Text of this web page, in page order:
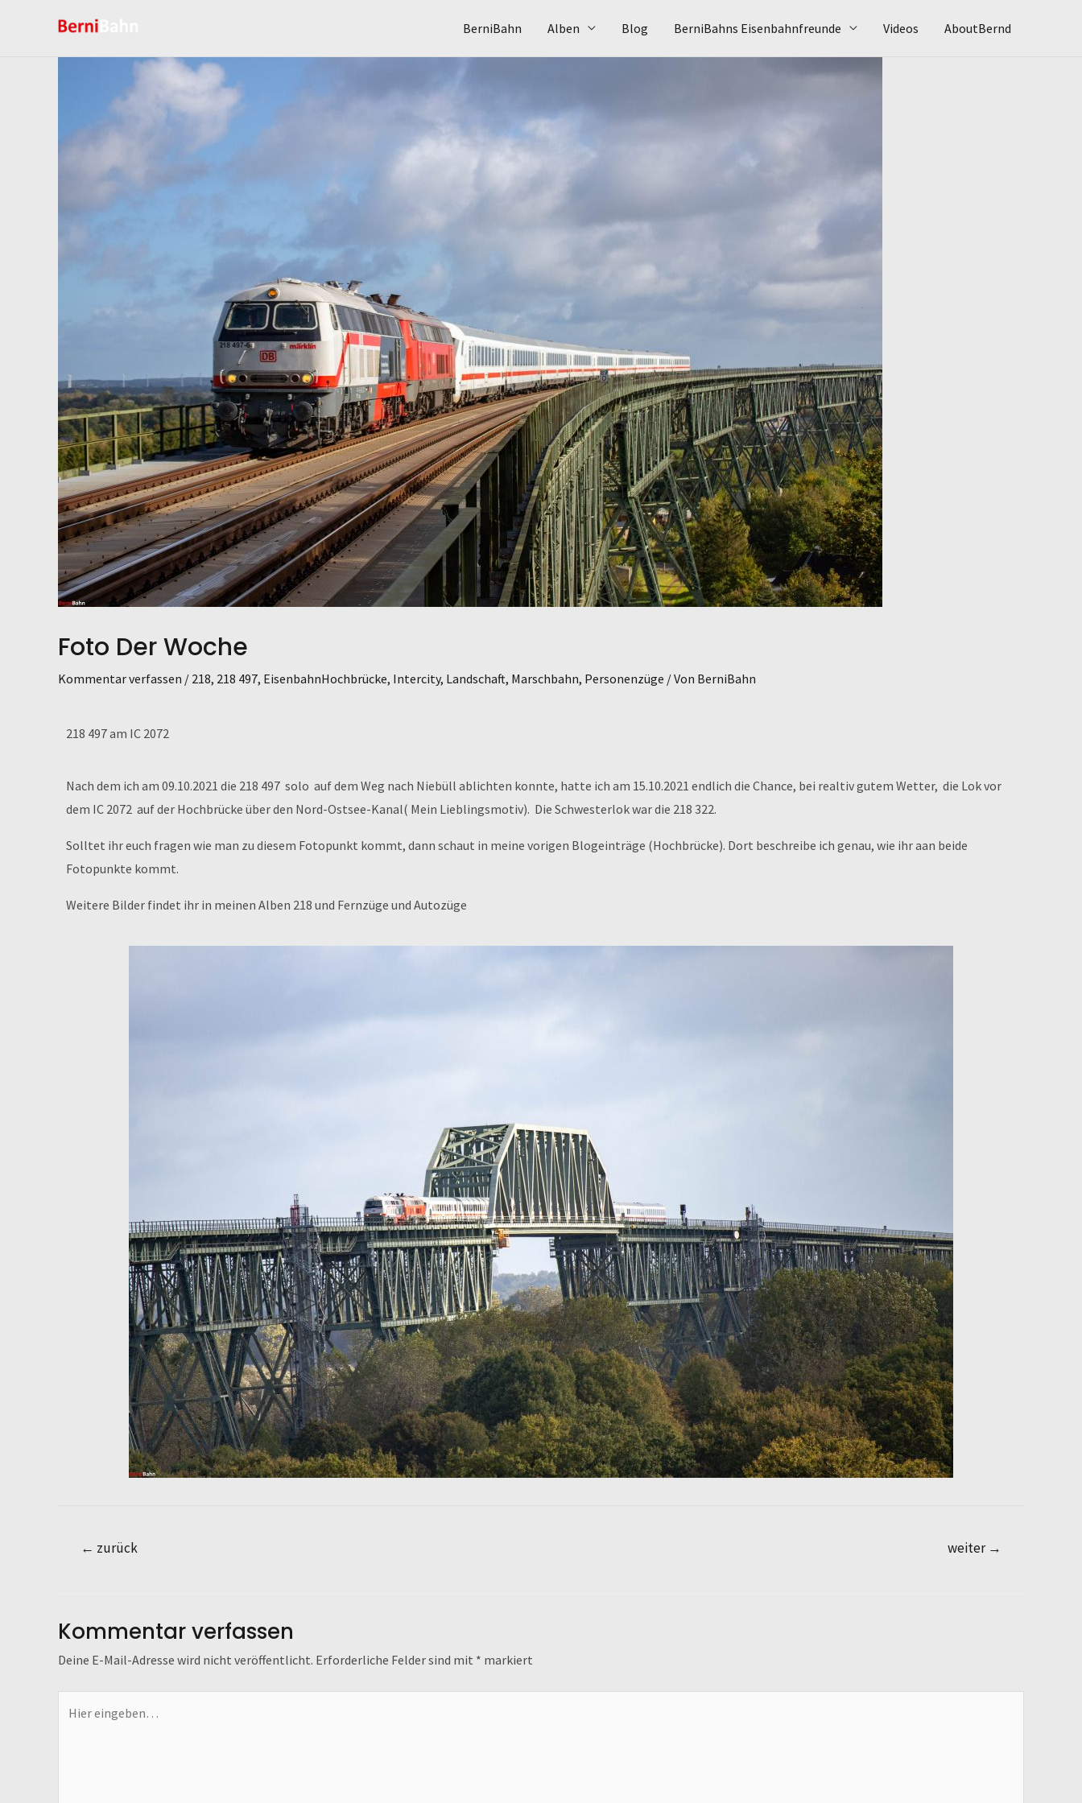
BerniBahn Alben Blog BerniBahns Eisenbahnfreunde Videos AboutBernd
Foto Der Woche
Kommentar verfassen / 218, 218 497, EisenbahnHochbrücke, Intercity, Landschaft, Marschbahn, Personenzüge / Von BerniBahn
218 497 am IC 2072
Nach dem ich am 09.10.2021 die 218 497 solo auf dem Weg nach Niebüll ablichten konnte, hatte ich am 15.10.2021 endlich die Chance, bei realtiv gutem Wetter, die Lok vor
dem IC 2072 auf der Hochbrücke über den Nord-Ostsee-Kanal( Mein Lieblingsmotiv). Die Schwesterlok war die 218 322.
Solltet ihr euch fragen wie man zu diesem Fotopunkt kommt, dann schaut in meine vorigen Blogeinträge (Hochbrücke). Dort beschreibe ich genau, wie ihr aan beide
Fotopunkte kommt.
Weitere Bilder findet ihr in meinen Alben 218 und Fernzüge und Autozüge
← zurück weiter →
Kommentar verfassen
Deine E-Mail-Adresse wird nicht veröffentlicht. Erforderliche Felder sind mit * markiert